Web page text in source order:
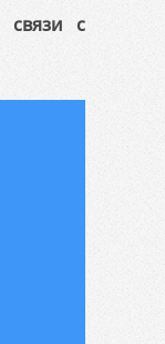
связи с